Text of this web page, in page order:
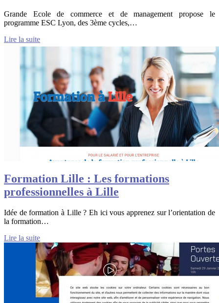
Grande Ecole de commerce et de management propose le
programme ESC Lyon, des 3ème cycles,…
Lire la suite
Formation Lille : Les formations
professionnelles à Lille
Idée de formation à Lille ? Eh ici vous apprenez sur l’orientation de
la formation…
Lire la suite